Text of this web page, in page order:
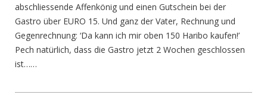
abschliessende Affenkönig und einen Gutschein bei der
Gastro über EURO 15. Und ganz der Vater, Rechnung und
Gegenrechnung: ‘Da kann ich mir oben 150 Haribo kaufen!’
Pech natürlich, dass die Gastro jetzt 2 Wochen geschlossen
ist……